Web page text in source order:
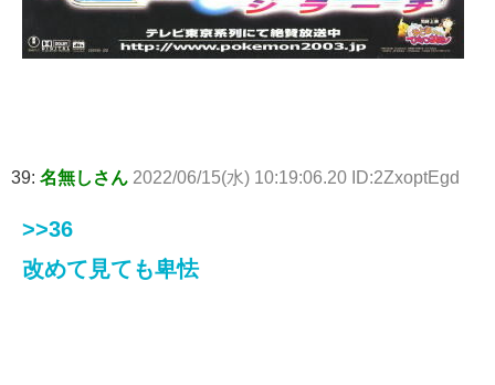
39: 名無しさん 2022/06/15(水) 10:19:06.20 ID:2ZxoptEgd
>>36
改めて見ても卑怯